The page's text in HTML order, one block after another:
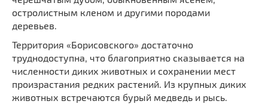
Монастыри
Костелы
Мечети
Часовни
Выберите населенный пункт
Выберите направление
остролистным кленом и другими породами
деревьев.
Территория «Борисовского» достаточно
труднодоступна, что благоприятно сказывается на
численности диких животных и сохранении мест
произрастания редких растений. Из крупных диких
животных встречаются бурый медведь и рысь.